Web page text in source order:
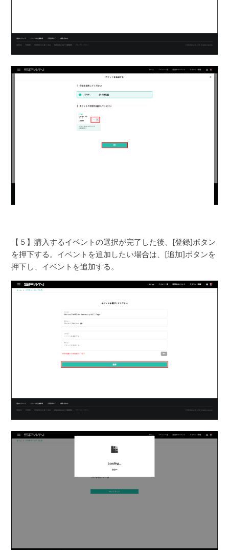
【５】購入するイベントの選択が完了した後、[登録]ボタン
を押下する。イベントを追加したい場合は、[追加]ボタンを
押下し、イベントを追加する。